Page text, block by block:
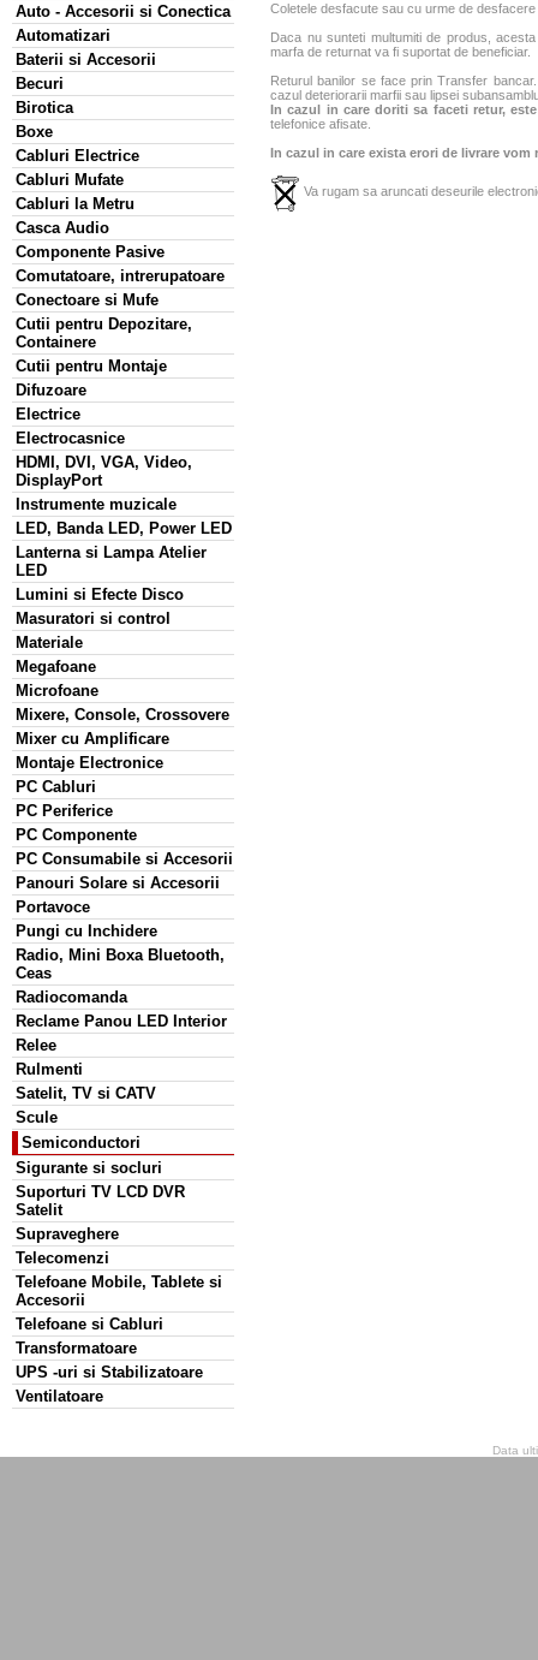
Auto - Accesorii si Conectica
Automatizari
Baterii si Accesorii
Becuri
Birotica
Boxe
Cabluri Electrice
Cabluri Mufate
Cabluri la Metru
Casca Audio
Componente Pasive
Comutatoare, intrerupatoare
Conectoare si Mufe
Cutii pentru Depozitare,
Containere
Cutii pentru Montaje
Difuzoare
Electrice
Electrocasnice
HDMI, DVI, VGA, Video,
DisplayPort
Instrumente muzicale
LED, Banda LED, Power LED
Lanterna si Lampa Atelier
LED
Lumini si Efecte Disco
Masuratori si control
Materiale
Megafoane
Microfoane
Mixere, Console, Crossovere
Mixer cu Amplificare
Montaje Electronice
PC Cabluri
PC Periferice
PC Componente
PC Consumabile si Accesorii
Panouri Solare si Accesorii
Portavoce
Pungi cu Inchidere
Radio, Mini Boxa Bluetooth,
Ceas
Radiocomanda
Reclame Panou LED Interior
Relee
Rulmenti
Satelit, TV si CATV
Scule
Semiconductori
Sigurante si socluri
Suporturi TV LCD DVR
Satelit
Supraveghere
Telecomenzi
Telefoane Mobile, Tablete si
Accesorii
Telefoane si Cabluri
Transformatoare
UPS -uri si Stabilizatoare
Ventilatoare
Coletele desfacute sau cu urme de
Daca nu sunteti multumiti de produs,
marfa de returnat va fi suportat de beneficiar.
Returul banilor se face prin Transfer
cazul deteriorarii marfii sau lipsei
In cazul in care doriti sa faceti retur,
telefonice afisate.
In cazul in care exista erori de livrare
Va rugam sa aruncati deseurile
Data